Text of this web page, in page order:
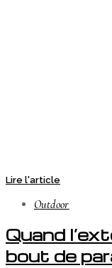
Lire l'article
Outdoor
Quand
bout de